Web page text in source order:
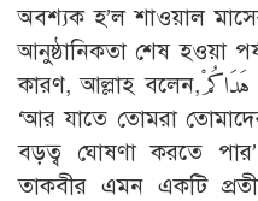
অবশ্যক হ’ল শাওয়াল
আনুষ্ঠানিকতা শেষ হওয়া
কারণ, আল্লাহ বলেন,وَلِتُكْمِلُوا الْعِدَّةَ وَلِتُكَبِّرُوا اللهَ عَلَى مَا هَدَاكُمْ
‘আর যাতে তোমরা
বড়ত্ব ঘোষণা করতে পার’
তাকবীর এমন একটি